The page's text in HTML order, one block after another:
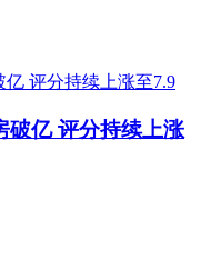
破亿 评分持续上涨